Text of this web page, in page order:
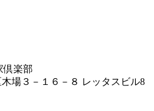
倶楽部
場３－１６－８ レッタスビル8